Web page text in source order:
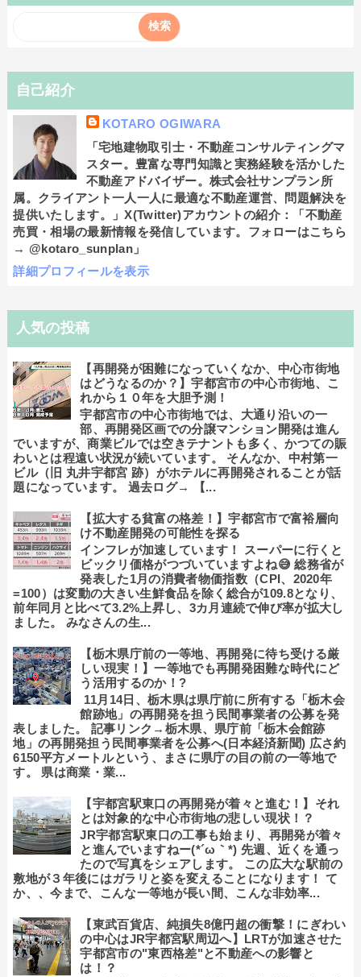
自己紹介
KOTARO OGIWARA
「宅地建物取引士・不動産コンサルティングマ
スター。豊富な専門知識と実務経験を活かした
不動産アドバイザー。株式会社サンプラン所
属。クライアント一人一人に最適な不動産運営、問題解決を
提供いたします。」X(Twitter)アカウントの紹介：「不動産
売買・相場の最新情報を発信しています。フォローはこちら
→ @kotaro_sunplan」
詳細プロフィールを表示
人気の投稿
【再開発が困難になっていくなか、中心市街地
はどうなるのか？】宇都宮市の中心市街地、こ
れから１０年を大胆予測！
宇都宮市の中心市街地では、大通り沿いの一
部、再開発区画での分譲マンション開発は進ん
でいますが、商業ビルでは空きテナントも多く、かつての賑
わいとは程遠い状況が続いています。 そんなか、中村第一
ビル（旧 丸井宇都宮 跡）がホテルに再開発されることが話
題になっています。 過去ログ→ 【...
【拡大する貧富の格差！】宇都宮市で富裕層向
け不動産開発の可能性を探る
インフレが加速しています！ スーパーに行くと
ビックリ価格がつづいていますよね😅 総務省が
発表した1月の消費者物価指数（CPI、2020年
=100）は変動の大きい生鮮食品を除く総合が109.8となり、
前年同月と比べて3.2%上昇し、3カ月連続で伸び率が拡大し
ました。 みなさんの生...
【栃木県庁前の一等地、再開発に待ち受ける厳
しい現実！】一等地でも再開発困難な時代にど
う活用するのか！?
11月14日、栃木県は県庁前に所有する「栃木会
館跡地」の再開発を担う民間事業者の公募を発
表しました。 記事リンク→栃木県、県庁前「栃木会館跡
地」の再開発担う民間事業者を公募へ(日本経済新聞) 広さ約
6150平方メートルという、まさに県庁の目の前の一等地で
す。 県は商業・業...
【宇都宮駅東口の再開発が着々と進む！】それ
とは対象的な中心市街地の悲しい現状！？
JR宇都宮駅東口の工事も始まり、再開発が着々
と進んでいますねー(*´ω｀*) 先週、近くを通っ
たので写真をシェアします。 この広大な駅前の
敷地が３年後にはガラリと姿を変えることになります！ て
か、、今まで、こんな一等地が長い間、こんな非効率...
【東武百貨店、純損失8億円超の衝撃！にぎわい
の中心はJR宇都宮駅周辺へ】LRTが加速させた
宇都宮市の"東西格差"と不動産への影響と
は！？